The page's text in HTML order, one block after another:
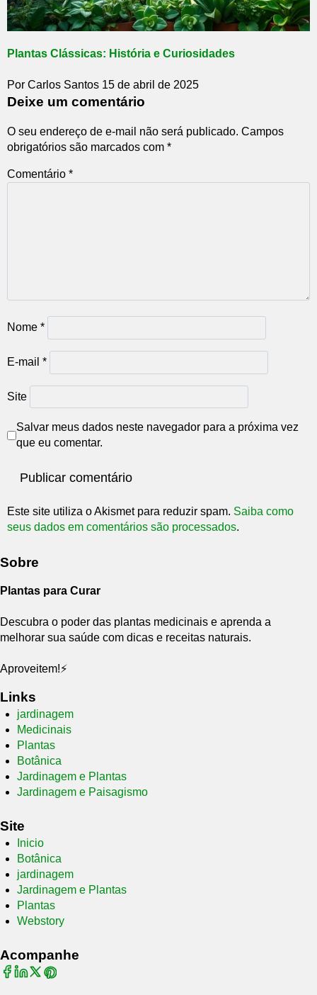
Plantas Clássicas: História e Curiosidades
Por Carlos Santos 15 de abril de 2025
Deixe um comentário
O seu endereço de e-mail não será publicado. Campos
obrigatórios são marcados com *
Comentário *
Nome *
E-mail *
Site
Salvar meus dados neste navegador para a próxima vez
que eu comentar.
Este site utiliza o Akismet para reduzir spam. Saiba como
seus dados em comentários são processados.
Sobre
Plantas para Curar
Descubra o poder das plantas medicinais e aprenda a
melhorar sua saúde com dicas e receitas naturais.
Aproveitem!⚡
Links
jardinagem
Medicinais
Plantas
Botânica
Jardinagem e Plantas
Jardinagem e Paisagismo
Site
Inicio
Botânica
jardinagem
Jardinagem e Plantas
Plantas
Webstory
Acompanhe